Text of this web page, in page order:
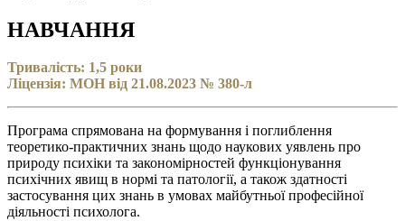
НАВЧАННЯ
Тривалість: 1,5 роки
Ліцензія: МОН від 21.08.2023 № 380-л
Програма спрямована на формування і поглиблення
теоретико-практичних знань щодо наукових уявлень про
природу психіки та закономірностей функціонування
психічних явищ в нормі та патології, а також здатності
застосування цих знань в умовах майбутньої професійної
діяльності психолога.